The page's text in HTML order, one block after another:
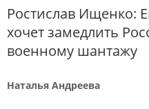
Ростислав Ищенко:
хочет замедлить
военному шантажу
Наталья Андреева